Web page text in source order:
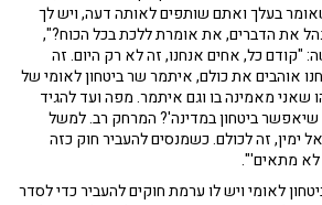
בעלך ואתם שותפים לאותה דעה, ויש לך
את הדברים, את אומרת ללכת בכל הכוח?",
"קודם כל, אחים אנחנו, זה לא רק היום. זה
אוהבים את כולם, איתמר שר ביטחון לאומי של
שאני מאמינה בו וגם איתמר. מפה ועד להגיד
ביטחון במדינה'? המרחק רב. למשל
זה לכולם. כשמנסים להעביר חוק כזה
לא מתאים'".
לאומי ויש לו ערמת חוקים להעביר כדי לסדר